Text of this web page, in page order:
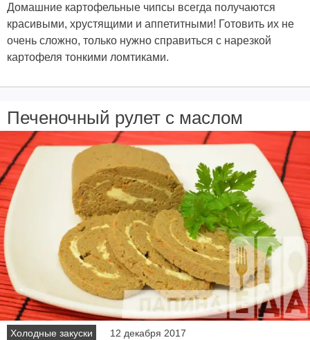
Домашние картофельные чипсы всегда получаются
красивыми, хрустящими и аппетитными! Готовить их не
очень сложно, только нужно справиться с нарезкой
картофеля тонкими ломтиками.
Печеночный рулет с маслом
Холодные закуски 12 декабря 2017